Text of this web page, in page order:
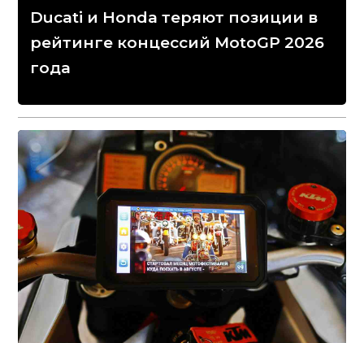
Ducati и Honda теряют позиции в
рейтинге концессий MotoGP 2026
года